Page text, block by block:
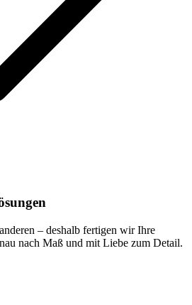
– deshalb fertigen wir Ihre
nach Maß und mit Liebe zum Detail.